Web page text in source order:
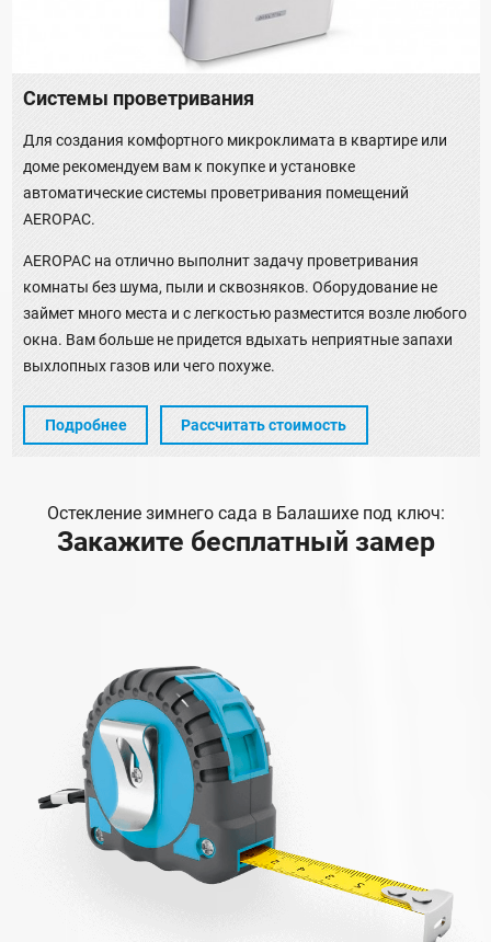
Системы проветривания
Для создания комфортного микроклимата в квартире или
доме рекомендуем вам к покупке и установке
автоматические системы проветривания помещений
AEROPAC.
AEROPAC на отлично выполнит задачу проветривания
комнаты без шума, пыли и сквозняков. Оборудование не
займет много места и с легкостью разместится возле любого
окна. Вам больше не придется вдыхать неприятные запахи
выхлопных газов или чего похуже.
Подробнее Рассчитать стоимость
Остекление зимнего сада в Балашихе под ключ:
Закажите бесплатный замер